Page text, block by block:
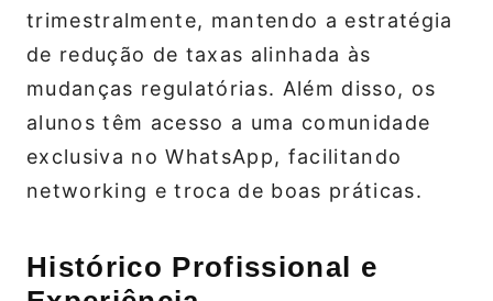
trimestralmente, mantendo a estratégia
de redução de taxas alinhada às
mudanças regulatórias. Além disso, os
alunos têm acesso a uma comunidade
exclusiva no WhatsApp, facilitando
networking e troca de boas práticas.
Histórico Profissional e